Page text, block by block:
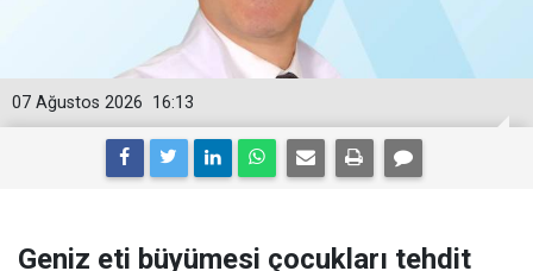
16:13
07 Ağustos 2026
Geniz eti büyümesi çocukları tehdit